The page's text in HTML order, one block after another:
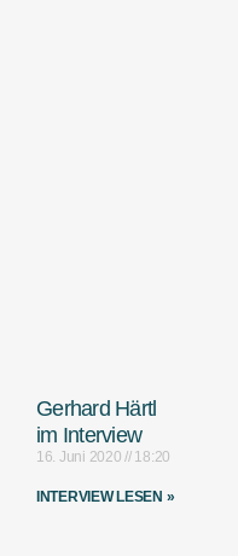
Gerhard Härtl
im Interview
16. Juni 2020 18:20
INTERVIEW LESEN »